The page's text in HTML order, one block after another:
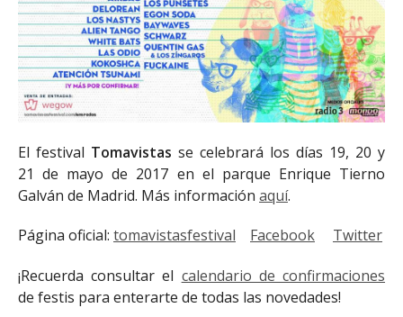
El festival Tomavistas se celebrará los días 19, 20 y
21 de mayo de 2017 en el parque Enrique Tierno
Galván de Madrid. Más información aquí.
Página oficial: tomavistasfestival Facebook Twitter
¡Recuerda consultar el calendario de confirmaciones
de festis para enterarte de todas las novedades!